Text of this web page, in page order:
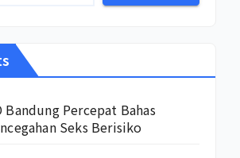
Bandung Percepat Bahas
Seks Berisiko